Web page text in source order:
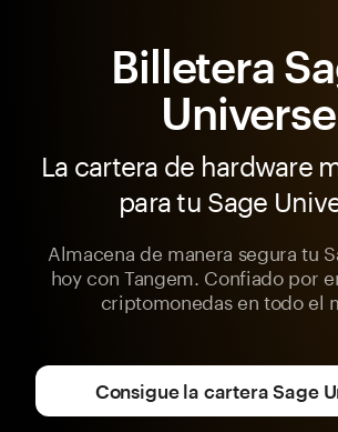
Billetera
Universe
La cartera de hardware
para tu Sage
Almacena de manera segura tu
hoy con Tangem. Confiado por
criptomonedas en todo el
Consigue la cartera Sage